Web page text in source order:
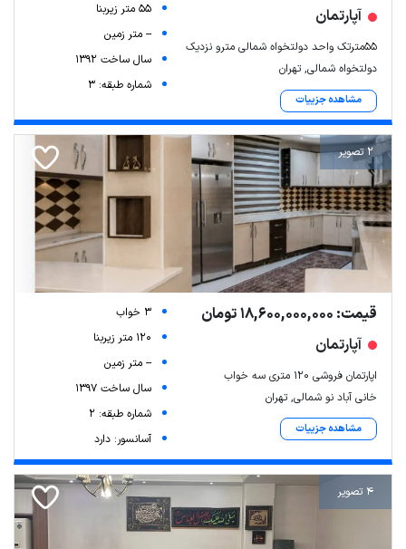
آپارتمان
55مترتک واحد دولتخواه شمالی مترو نزدیک
دولتخواه شمالی, تهران
مشاهده جزییات
55 متر زیربنا
-- متر زمین
سال ساخت 1392
شماره طبقه: 3
2 تصویر
قیمت: 18,600,000,000 تومان
آپارتمان
اپارتمان فروشی ۱۲۰ متری سه خواب
خانی آباد نو شمالی, تهران
مشاهده جزییات
3 خواب
120 متر زیربنا
-- متر زمین
سال ساخت 1397
شماره طبقه: 2
آسانسور: دارد
4 تصویر